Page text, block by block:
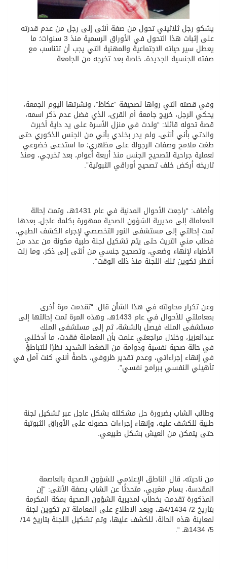
يشكو رجل ثلاثيني تحول من صفة أنثى إلى رجل من عدم قدرته
على إثبات هذا التحول في الأوراق الرسمية منذ 3 سنوات؛ ما
يعطل سير حياته الاجتماعية والمهنية التي يجب أن تتناسب مع
صفته الجنسية الجديدة، خاصة بعد تخرجه من الجامعة.
وفي قصته التي رواها لصحيفة “عكاظ”، ونشرتها اليوم الجمعة،
يحكي الرجل، خريج جامعة أم القرى، الذي فضل عدم ذكر اسمه،
قصة تحوله قائلا: “ولدت في منزل الأسرة على يد داية أخبرت
والدتي بأني أنثى، ولم يدر بخلدي بأني من الجنس الذكوري حتى
طغت ملامح وصفات الرجولة على مظهري؛ ما استدعى خضوعي
لعملية جراحية لتصحيح الجنس منذ أربعة أعوام، بعد تخرجي، ومنذ
تاريخه أركض خلف تصحيح أوراقي الثبوتية”.
وأضاف: “راجعت الأحوال المدنية في عام 1431هـ، وتمت إحالة
المعاملة إلى مديرية الشؤون الصحية ممهورة بكلمة عاجل، بعدها
تمت إحالتي إلى مستشفى النور التخصصي لإجراء الكشف الطبي،
فطلب مني التريث حتى يتم تشكيل لجنة طبية مكونة من عدد من
الأطباء لإنهاء وضعي، وتصحيح جنسي من أنثى إلى ذكر، وما زلت
أنتظر تكوين تلك اللجنة منذ ذلك الوقت”.
وعن تكرار محاولته في هذا الشأن قال: “تقدمت مرة أخرى
بمعاملتي للأحوال في عام 1433هـ، وهذه المرة تمت إحالتها إلى
مستشفى الملك فيصل بالششة، ثم إلى مستشفى الملك
عبدالعزيز، وخلال مراجعتي علمت بأن المعاملة فقدت، ما أدخلني
في حالة صحية نفسية ودوامة من الضغط الشديد نظرًا للتباطؤ
في إنهاء إجراءاتي، وعدم تقدير ظروفي، خاصةً أنني كنت آمل في
تأهيلي النفسي ببرامج نفسي”.
وطالب الشاب بضرورة حل مشكلته بشكل عاجل عبر تشكيل لجنة
طبية للكشف عليه، وإنهاء إجراءات حصوله على الأوراق الثبوتية
حتى يتمكن من العيش بشكل طبيعي.
من ناحيته، قال الناطق الإعلامي للشؤون الصحية بالعاصمة
المقدسة، بسام مغربي، متحدثًا عن الشاب بصفة الأنثى: “إن
المذكورة تقدمت بخطاب لمديرية الشؤون الصحية بمكة المكرمة
بتاريخ 2/ 4/1434هـ، وبعد الاطلاع على المعاملة تم تكوين لجنة
لمعاينة هذه الحالة، للكشف عليها، وتم تشكيل اللجنة بتاريخ 14/
5/ 1434هـ “.